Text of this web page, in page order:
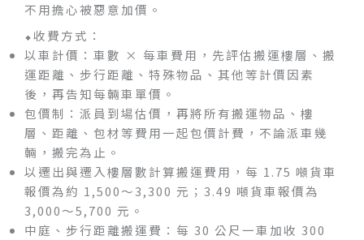
不用擔心被惡意加價。
⬥收費方式：
以車計價：車數 × 每車費用，先評估搬運樓層、搬
運距離、步行距離、特殊物品、其他等計價因素
後，再告知每輛車單價。
包價制：派員到場估價，再將所有搬運物品、樓
層、距離、包材等費用一起包價計費，不論派車幾
輛，搬完為止。
以遷出與遷入樓層數計算搬運費用，每 1.75 噸貨車
報價為約 1,500～3,300 元；3.49 噸貨車報價為
3,000～5,700 元。
中庭、步行距離搬運費：每 30 公尺一車加收 300